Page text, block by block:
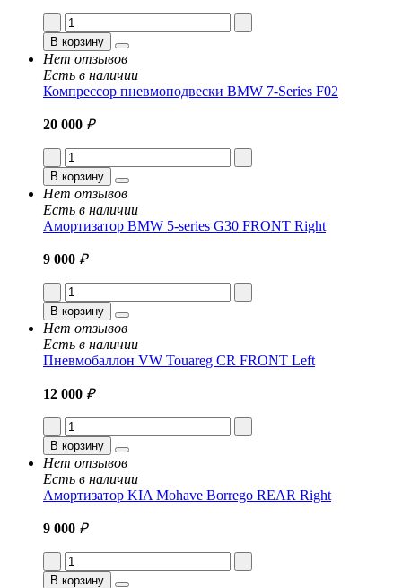
В корзину
Нет отзывов
Есть в наличии
Компрессор пневмоподвески BMW 7-Series F02
20 000 ₽
В корзину
Нет отзывов
Есть в наличии
Амортизатор BMW 5-series G30 FRONT Right
9 000 ₽
В корзину
Нет отзывов
Есть в наличии
Пневмобаллон VW Touareg CR FRONT Left
12 000 ₽
В корзину
Нет отзывов
Есть в наличии
Амортизатор KIA Mohave Borrego REAR Right
9 000 ₽
В корзину